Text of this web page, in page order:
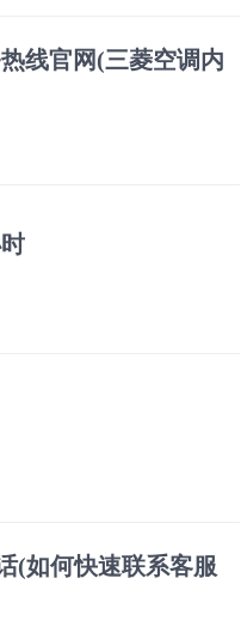
线官网(三菱空调内
(如何快速联系客服